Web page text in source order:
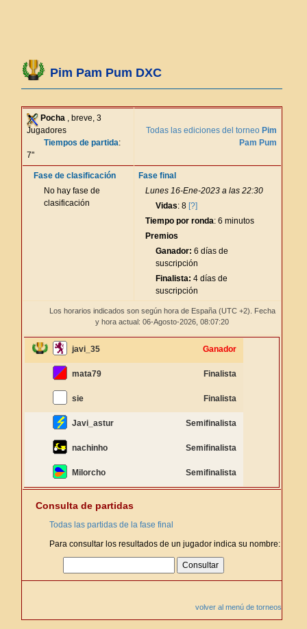
Pim Pam Pum DXC
Pocha , breve, 3
Jugadores
Tiempos de partida:
7"
Todas las ediciones del torneo Pim
Pam Pum
Fase de clasificación
No hay fase de
clasificación
Fase final
Lunes 16-Ene-2023 a las 22:30
Vidas: 8 [?]
Tiempo por ronda: 6 minutos
Premios
Ganador: 6 días de
suscripción
Finalista: 4 días de
suscripción
Los horarios indicados son según hora de España (UTC +2). Fecha
y hora actual: 06-Agosto-2026, 08:07:20
javi_35 Ganador
mata79 Finalista
sie Finalista
Javi_astur Semifinalista
nachinho Semifinalista
Milorcho Semifinalista
Consulta de partidas
Todas las partidas de la fase final
Para consultar los resultados de un jugador indica su nombre:
volver al menú de torneos